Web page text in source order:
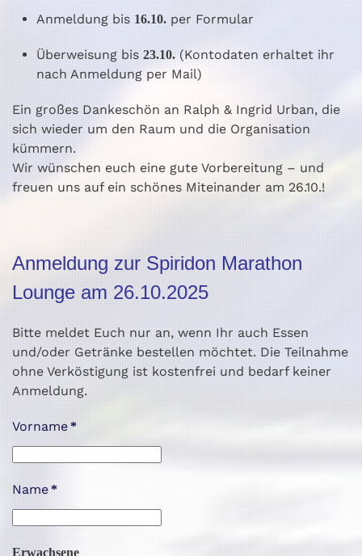
Anmeldung bis 16.10. per Formular
Überweisung bis 23.10. (Kontodaten erhaltet ihr
nach Anmeldung per Mail)
Ein großes Dankeschön an Ralph & Ingrid Urban, die
sich wieder um den Raum und die Organisation
kümmern.
Wir wünschen euch eine gute Vorbereitung – und
freuen uns auf ein schönes Miteinander am 26.10.!
Anmeldung zur Spiridon Marathon
Lounge am 26.10.2025
Bitte meldet Euch nur an, wenn Ihr auch Essen
und/oder Getränke bestellen möchtet. Die Teilnahme
ohne Verköstigung ist kostenfrei und bedarf keiner
Anmeldung.
Vorname *
Name *
Erwachsene